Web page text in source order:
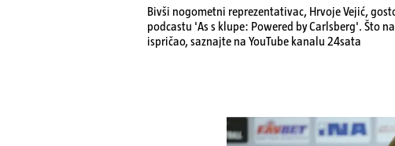
Bivši nogometni reprezentativac, Hrvoje Vejić,
podcastu 'As s klupe: Powered by Carlsberg'. Što
ispričao, saznajte na YouTube kanalu 24sata